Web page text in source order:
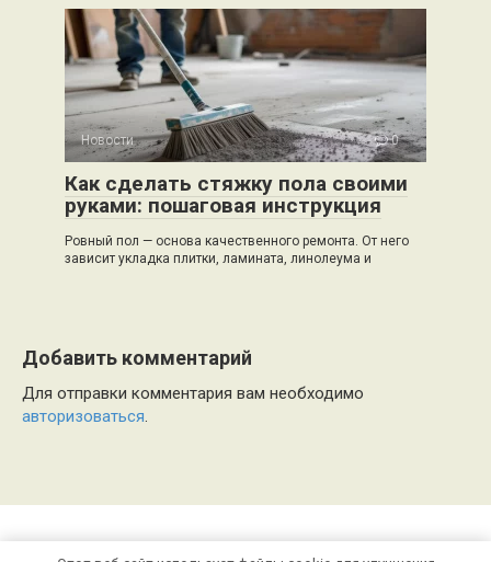
Новости 0
Как сделать стяжку пола своими
руками: пошаговая инструкция
Ровный пол — основа качественного ремонта. От него
зависит укладка плитки, ламината, линолеума и
Добавить комментарий
Для отправки комментария вам необходимо
авторизоваться.